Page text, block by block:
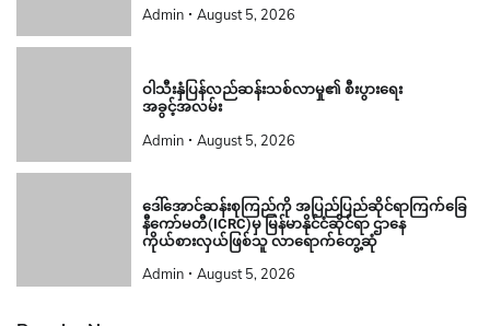
Admin August 5, 2026
ဝါသီးနှံပြန်လည်ဆန်းသစ်လာမှု၏ စီးပွားရေး
အခွင့်အလမ်း
Admin August 5, 2026
ဒေါ်အောင်ဆန်းစုကြည်ကို အပြည်ပြည်ဆိုင်ရာကြက်ခြေ
နီကော်မတီ(ICRC)မှ မြန်မာနိုင်ငံဆိုင်ရာ ဌာနေ
ကိုယ်စားလှယ်ဖြစ်သူ လာရောက်တွေ့ဆုံ
Admin August 5, 2026